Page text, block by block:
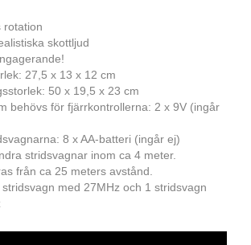
rotation
skottljud
27,5 x 13 x 12 cm
50 x 19,5 x 23 cm
behövs för fjärrkontrollerna: 2 x 9V (ingår
8 x AA-batteri (ingår ej)
stridsvagnar inom ca 4 meter.
från ca 25 meters avstånd.
med 27MHz och 1 stridsvagn